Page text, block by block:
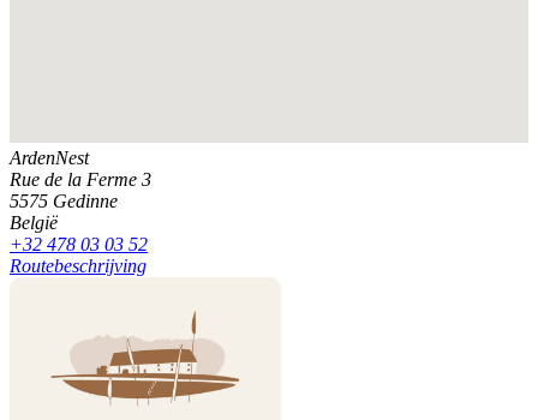
ArdenNest
Rue de la Ferme 3
5575 Gedinne
België
+32 478 03 03 52
Routebeschrijving